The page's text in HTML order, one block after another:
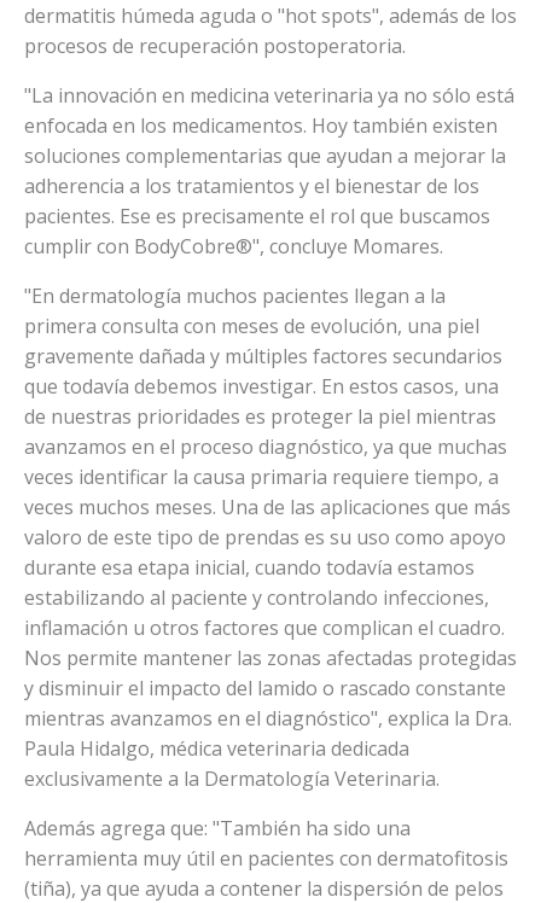
dermatitis húmeda aguda o "hot spots", además de los
procesos de recuperación postoperatoria.
"La innovación en medicina veterinaria ya no sólo está
enfocada en los medicamentos. Hoy también existen
soluciones complementarias que ayudan a mejorar la
adherencia a los tratamientos y el bienestar de los
pacientes. Ese es precisamente el rol que buscamos
cumplir con BodyCobre®", concluye Momares.
"En dermatología muchos pacientes llegan a la
primera consulta con meses de evolución, una piel
gravemente dañada y múltiples factores secundarios
que todavía debemos investigar. En estos casos, una
de nuestras prioridades es proteger la piel mientras
avanzamos en el proceso diagnóstico, ya que muchas
veces identificar la causa primaria requiere tiempo, a
veces muchos meses. Una de las aplicaciones que más
valoro de este tipo de prendas es su uso como apoyo
durante esa etapa inicial, cuando todavía estamos
estabilizando al paciente y controlando infecciones,
inflamación u otros factores que complican el cuadro.
Nos permite mantener las zonas afectadas protegidas
y disminuir el impacto del lamido o rascado constante
mientras avanzamos en el diagnóstico", explica la Dra.
Paula Hidalgo, médica veterinaria dedicada
exclusivamente a la Dermatología Veterinaria.
Además agrega que: "También ha sido una
herramienta muy útil en pacientes con dermatofitosis
(tiña), ya que ayuda a contener la dispersión de pelos